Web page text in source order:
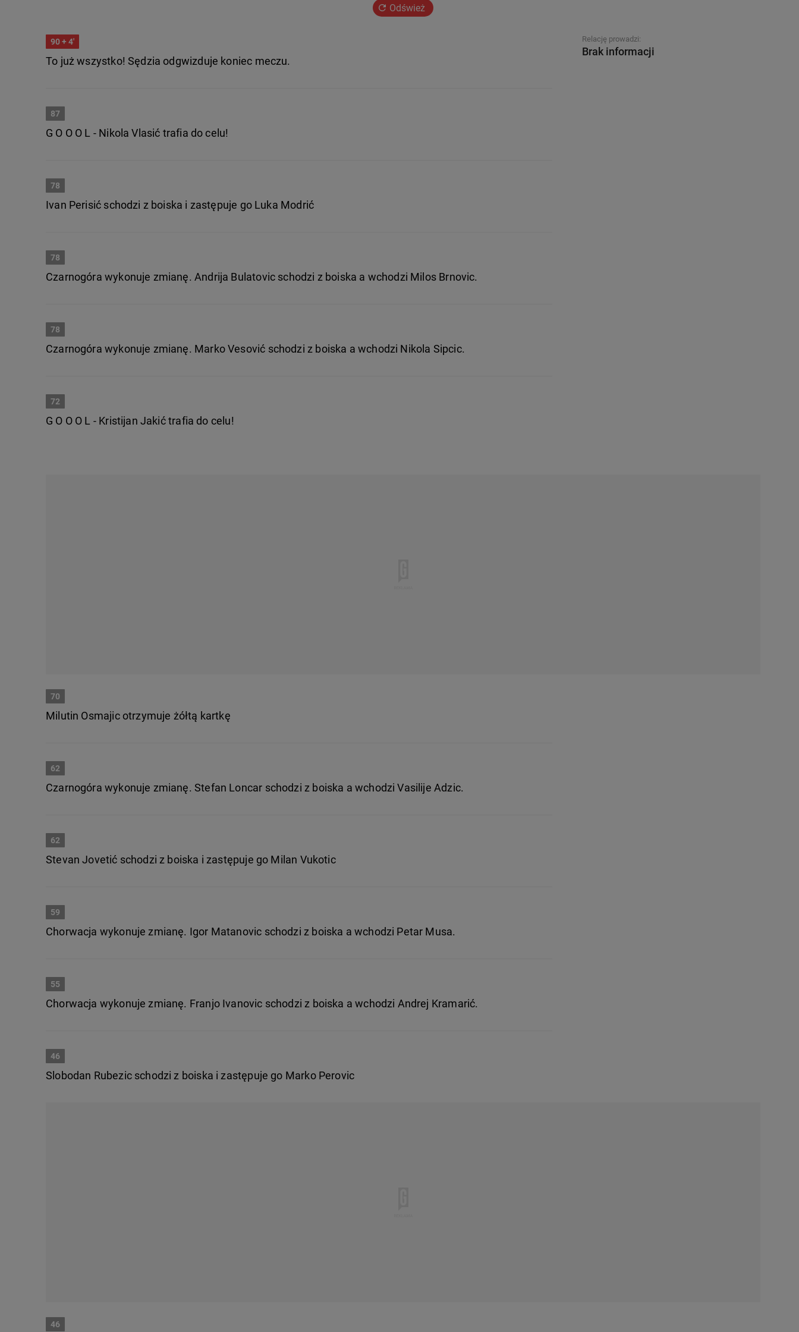
Odśwież
90+ 4'
To już wszystko! Sędzia odgwizduje koniec meczu.
87
G O O O L - Nikola Vlasić trafia do celu!
78
Ivan Perisić schodzi z boiska i zastępuje go Luka Modrić
78
Czarnogóra wykonuje zmianę. Andrija Bulatovic schodzi z boiska a wchodzi Milos Brnovic.
78
Czarnogóra wykonuje zmianę. Marko Vesović schodzi z boiska a wchodzi Nikola Sipcic.
72
G O O O L - Kristijan Jakić trafia do celu!
Relację prowadzi:
Brak informacji
70
Milutin Osmajic otrzymuje żółtą kartkę
62
Czarnogóra wykonuje zmianę. Stefan Loncar schodzi z boiska a wchodzi Vasilije Adzic.
62
Stevan Jovetić schodzi z boiska i zastępuje go Milan Vukotic
59
Chorwacja wykonuje zmianę. Igor Matanovic schodzi z boiska a wchodzi Petar Musa.
55
Chorwacja wykonuje zmianę. Franjo Ivanovic schodzi z boiska a wchodzi Andrej Kramarić.
46
Slobodan Rubezic schodzi z boiska i zastępuje go Marko Perovic
46